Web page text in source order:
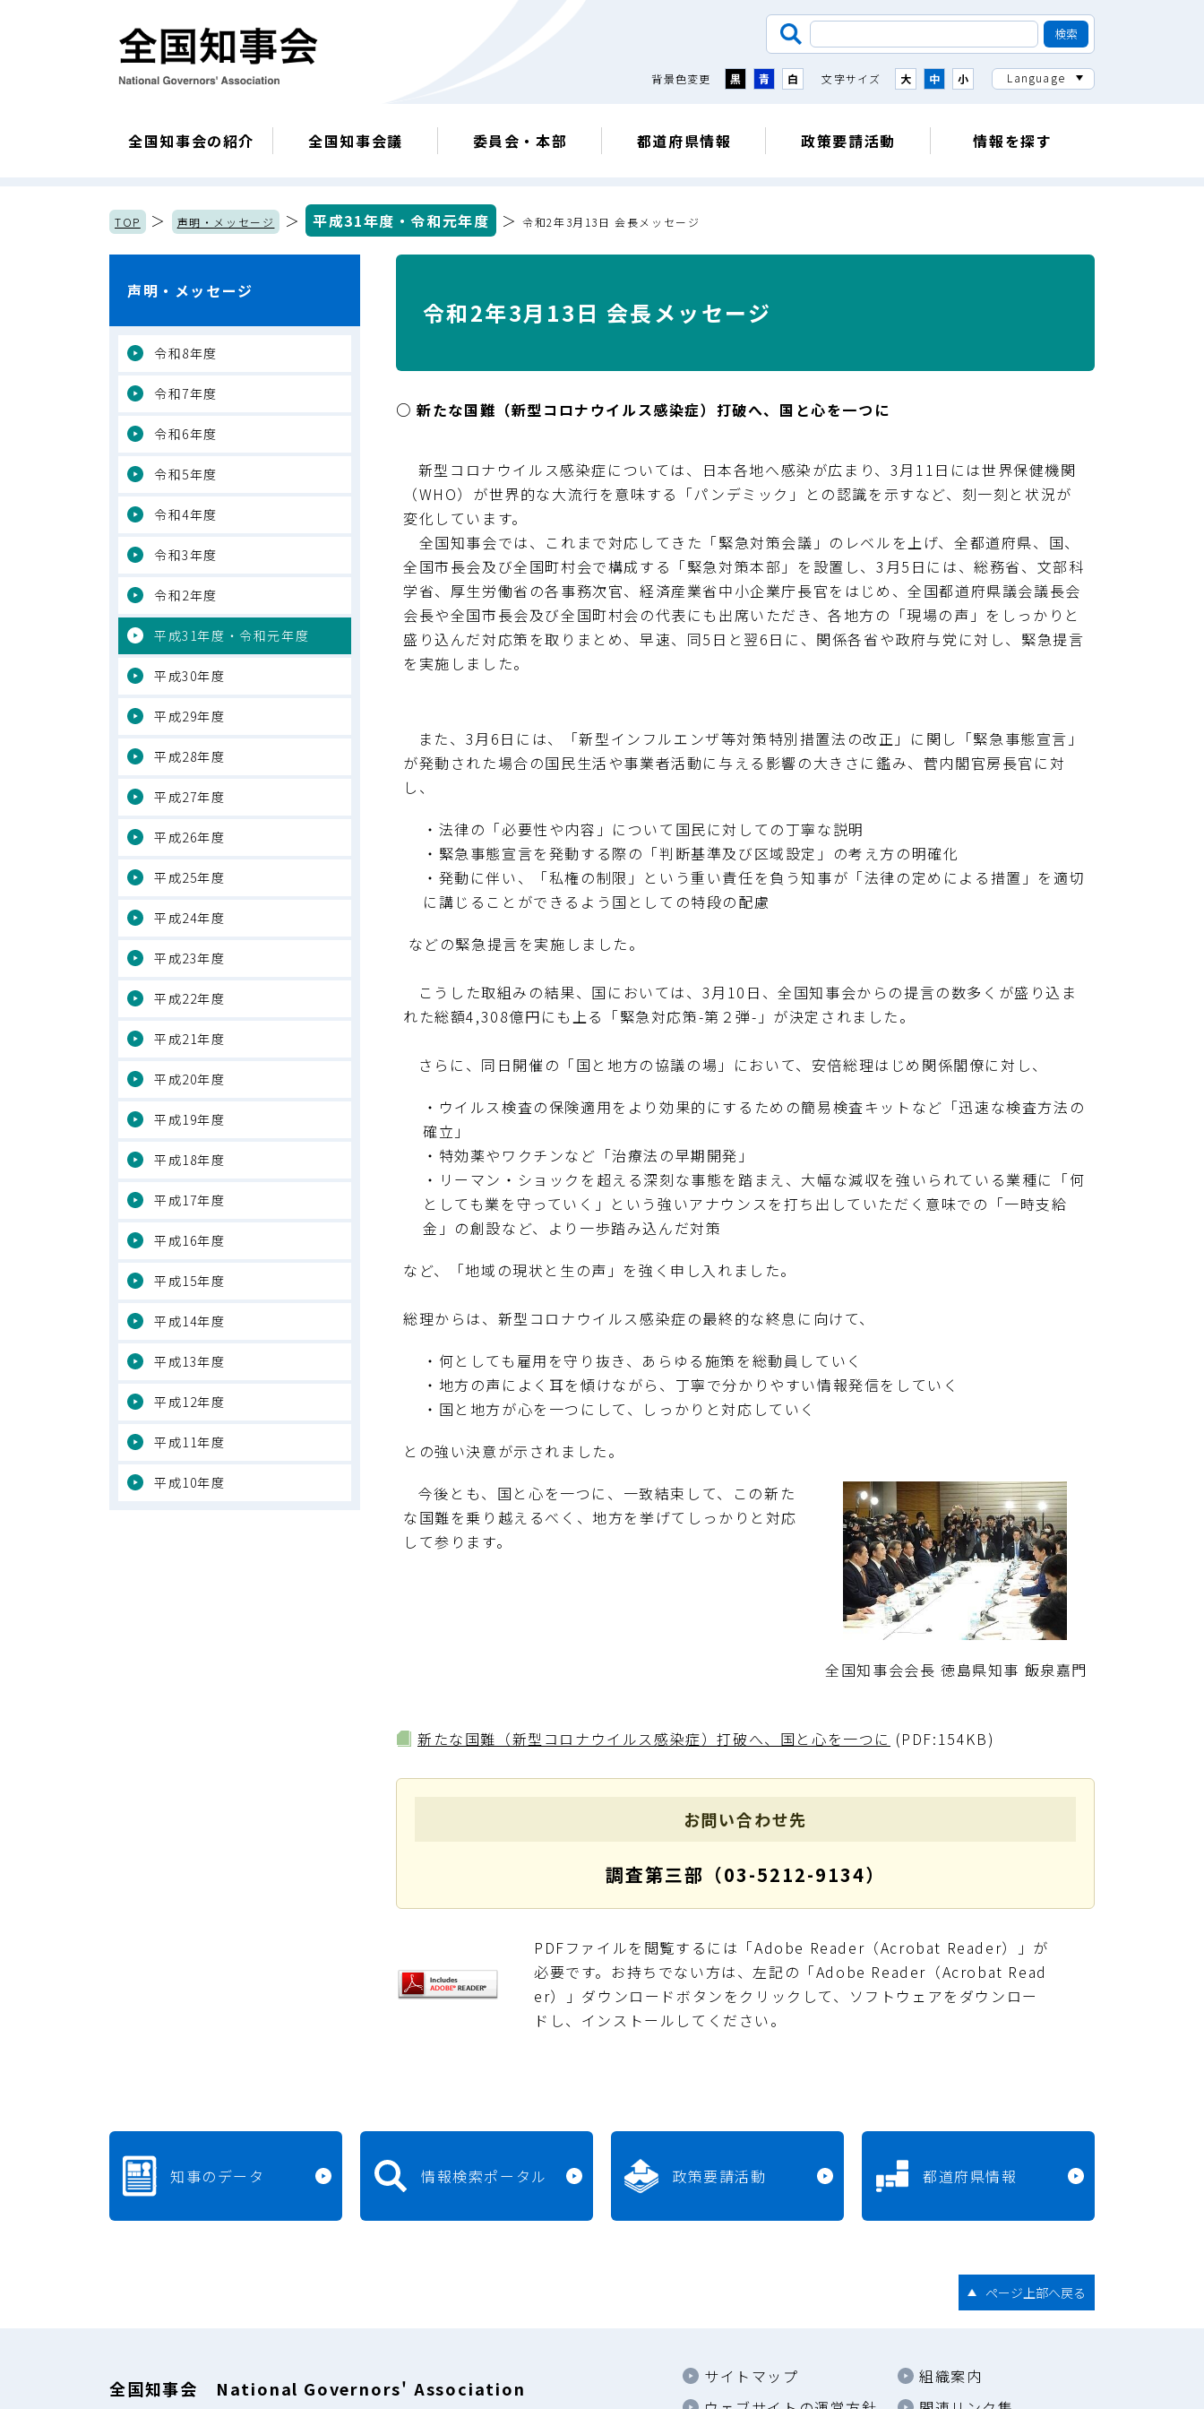
背景色変更 黒 青 白 文字サイズ 大 中 小 Language
全国知事会の紹介 全国知事会議 委員会・本部 都道府県情報 政策要請活動 情報を探す
TOP ＞ 声明・メッセージ ＞ 平成31年度・令和元年度 ＞令和2年3月13日 会長メッセージ
令和2年3月13日 会長メッセージ
○ 新たな国難（新型コロナウイルス感染症）打破へ、国と心を一つに
新型コロナウイルス感染症については、日本各地へ感染が広まり、3月11日には世界保健機関
（WHO）が世界的な大流行を意味する「パンデミック」との認識を示すなど、刻一刻と状況が
変化しています。
全国知事会では、これまで対応してきた「緊急対策会議」のレベルを上げ、全都道府県、国、
全国市長会及び全国町村会で構成する「緊急対策本部」を設置し、3月5日には、総務省、文部科
学省、厚生労働省の各事務次官、経済産業省中小企業庁長官をはじめ、全国都道府県議会議長会
会長や全国市長会及び全国町村会の代表にも出席いただき、各地方の「現場の声」をしっかりと
盛り込んだ対応策を取りまとめ、早速、同5日と翌6日に、関係各省や政府与党に対し、緊急提言
を実施しました。
また、3月6日には、「新型インフルエンザ等対策特別措置法の改正」に関し「緊急事態宣言」
が発動された場合の国民生活や事業者活動に与える影響の大きさに鑑み、菅内閣官房長官に対
し、
・法律の「必要性や内容」について国民に対しての丁寧な説明
・緊急事態宣言を発動する際の「判断基準及び区域設定」の考え方の明確化
・発動に伴い、「私権の制限」という重い責任を負う知事が「法律の定めによる措置」を適切
に講じることができるよう国としての特段の配慮
などの緊急提言を実施しました。
こうした取組みの結果、国においては、3月10日、全国知事会からの提言の数多くが盛り込ま
れた総額4,308億円にも上る「緊急対応策-第２弾-」が決定されました。
さらに、同日開催の「国と地方の協議の場」において、安倍総理はじめ関係閣僚に対し、
・ウイルス検査の保険適用をより効果的にするための簡易検査キットなど「迅速な検査方法の
確立」
・特効薬やワクチンなど「治療法の早期開発」
・リーマン・ショックを超える深刻な事態を踏まえ、大幅な減収を強いられている業種に「何
としても業を守っていく」という強いアナウンスを打ち出していただく意味での「一時支給
金」の創設など、より一歩踏み込んだ対策
など、「地域の現状と生の声」を強く申し入れました。
総理からは、新型コロナウイルス感染症の最終的な終息に向けて、
・何としても雇用を守り抜き、あらゆる施策を総動員していく
・地方の声によく耳を傾けながら、丁寧で分かりやすい情報発信をしていく
・国と地方が心を一つにして、しっかりと対応していく
との強い決意が示されました。
今後とも、国と心を一つに、一致結束して、この新た
な国難を乗り越えるべく、地方を挙げてしっかりと対応
して参ります。
全国知事会会長 徳島県知事 飯泉嘉門
新たな国難（新型コロナウイルス感染症）打破へ、国と心を一つに (PDF:154KB)
お問い合わせ先
調査第三部（03-5212-9134）
PDFファイルを閲覧するには「Adobe Reader（Acrobat Reader）」が
必要です。お持ちでない方は、左記の「Adobe Reader（Acrobat Read
er）」ダウンロードボタンをクリックして、ソフトウェアをダウンロー
ドし、インストールしてください。
声明・メッセージ
令和8年度
令和7年度
令和6年度
令和5年度
令和4年度
令和3年度
令和2年度
平成31年度・令和元年度
平成30年度
平成29年度
平成28年度
平成27年度
平成26年度
平成25年度
平成24年度
平成23年度
平成22年度
平成21年度
平成20年度
平成19年度
平成18年度
平成17年度
平成16年度
平成15年度
平成14年度
平成13年度
平成12年度
平成11年度
平成10年度
知事のデータ 情報検索ポータル 政策要請活動 都道府県情報
ページ上部へ戻る
サイトマップ
組織案内
全国知事会 National Governors' Association